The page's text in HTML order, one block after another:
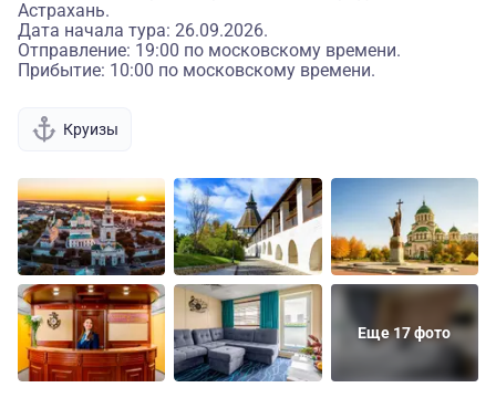
Астрахань.
Дата начала тура: 26.09.2026.
Отправление: 19:00 по московскому времени.
Прибытие: 10:00 по московскому времени.
Круизы
Еще 17 фото